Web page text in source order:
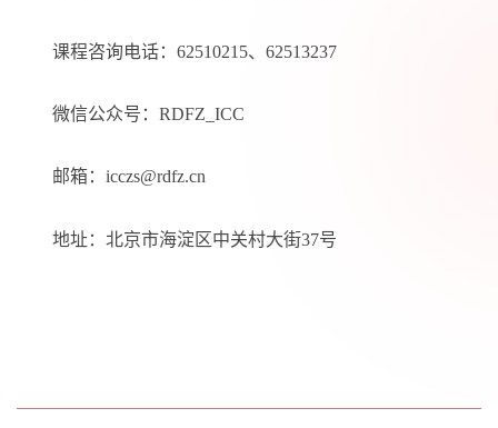
课程咨询电话：62510215、62513237
微信公众号：RDFZ_ICC
邮箱：icczs@rdfz.cn
地址：北京市海淀区中关村大街37号